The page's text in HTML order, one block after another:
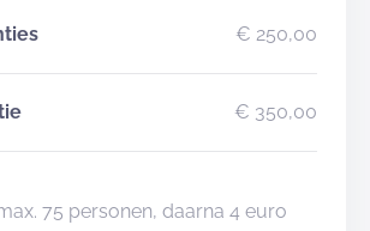
€ 250,00
€ 350,00
75 personen, daarna 4 euro